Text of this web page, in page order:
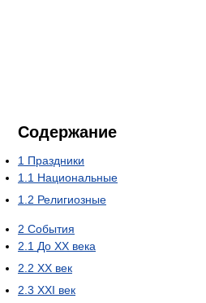
Содержание
1 Праздники
1.1 Национальные
1.2 Религиозные
2 События
2.1 До XX века
2.2 XX век
2.3 XXI век